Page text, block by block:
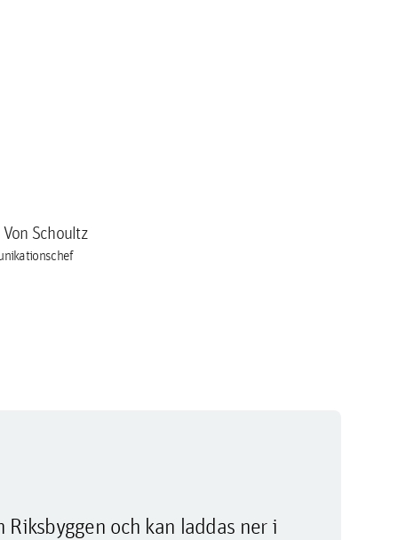
Schoultz
och kan laddas ner i